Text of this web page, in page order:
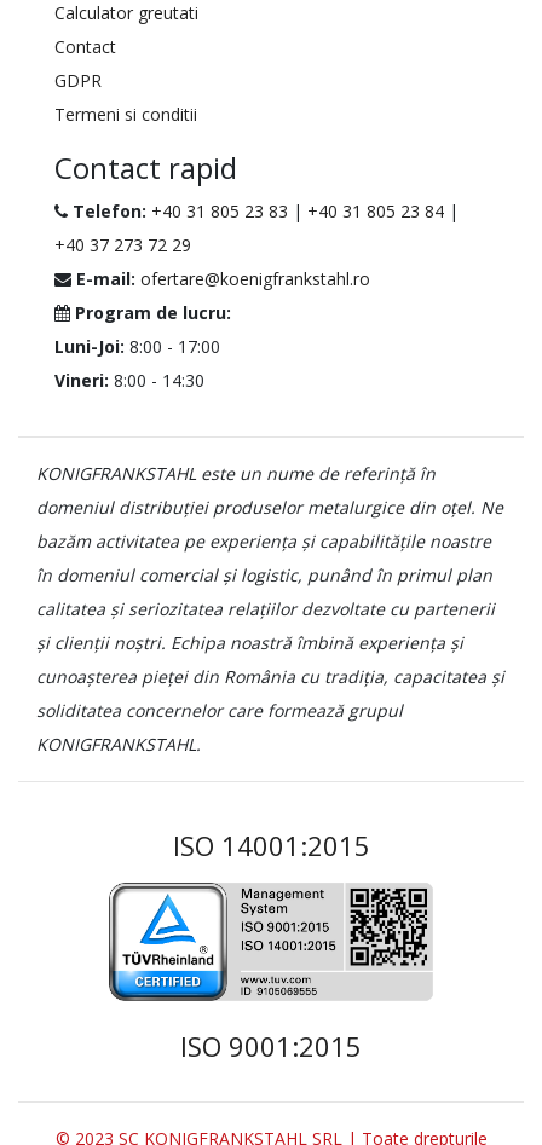
Calculator greutati
Contact
GDPR
Termeni si conditii
Contact rapid
Telefon: +40 31 805 23 83 | +40 31 805 23 84 |
+40 37 273 72 29
E-mail: ofertare@koenigfrankstahl.ro
Program de lucru:
Luni-Joi: 8:00 - 17:00
Vineri: 8:00 - 14:30
KONIGFRANKSTAHL este un nume de referință în
domeniul distribuției produselor metalurgice din oțel. Ne
bazăm activitatea pe experiența și capabilitățile noastre
în domeniul comercial și logistic, punând în primul plan
calitatea și seriozitatea relațiilor dezvoltate cu partenerii
și clienții noștri. Echipa noastră îmbină experiența și
cunoașterea pieței din România cu tradiția, capacitatea și
soliditatea concernelor care formează grupul
KONIGFRANKSTAHL.
ISO 14001:2015
ISO 9001:2015
© 2023 SC KONIGFRANKSTAHL SRL | Toate drepturile